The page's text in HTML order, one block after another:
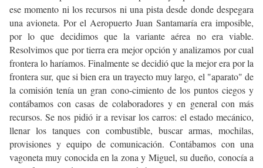
ese momento ni los recursos ni una pista desde donde despegara
una avioneta. Por el Aeropuerto Juan Santamaría era imposible,
por lo que decidimos que la variante aérea no era viable.
Resolvimos que por tierra era mejor opción y analizamos por cual
frontera lo haríamos. Finalmente se decidió que la mejor era por la
frontera sur, que si bien era un trayecto muy largo, el "aparato" de
la comisión tenía un gran cono-cimiento de los puntos ciegos y
contábamos con casas de colaboradores y en general con más
recursos. Se nos pidió ir a revisar los carros: el estado mecánico,
llenar los tanques con combustible, buscar armas, mochilas,
provisiones y equipo de comunicación. Contábamos con una
vagoneta muy conocida en la zona y Miguel, su dueño, conocía a